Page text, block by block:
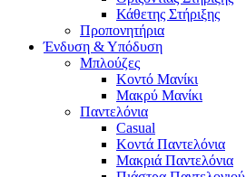
Κάθετης Στήριξης
Προπονητήρια
Ένδυση & Υπόδυση
Μπλούζες
Κοντό Μανίκι
Μακρύ Μανίκι
Παντελόνια
Casual
Κοντά Παντελόνια
Μακριά Παντελόνια